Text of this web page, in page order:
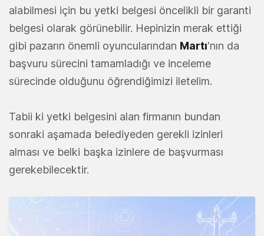
alabilmesi için bu yetki belgesi öncelikli bir garanti
belgesi olarak görünebilir. Hepinizin merak ettiği
gibi pazarın önemli oyuncularından Martı'nın da
başvuru sürecini tamamladığı ve inceleme
sürecinde olduğunu öğrendiğimizi iletelim.
Tabii ki yetki belgesini alan firmanın bundan
sonraki aşamada belediyeden gerekli izinleri
alması ve belki başka izinlere de başvurması
gerekebilecektir.